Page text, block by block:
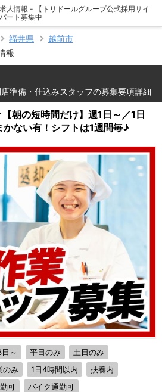
人情報 - 【トリドールグループ公式採用サイ
ート募集中
福井県
越前市
報
店準備・仕込みスタッフの募集要項詳細
朝の短時間だけ】週1日～／1日
ない有！シフトは1週間毎♪
～ 平日のみ
土日のみ
のみ 1日4時間以内
扶養内
可
バイク通勤可